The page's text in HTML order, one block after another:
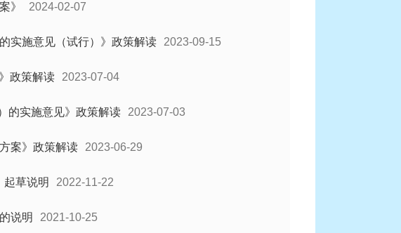
》 2024-02-07
实施意见（试行）》政策解读 2023-09-15
政策解读 2023-07-04
的实施意见》政策解读 2023-07-03
案》政策解读 2023-06-29
起草说明 2022-11-22
说明 2021-10-25